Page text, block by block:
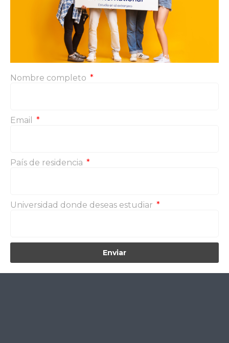
Nombre completo
Email
País de residencia
Universidad donde deseas estudiar
Enviar